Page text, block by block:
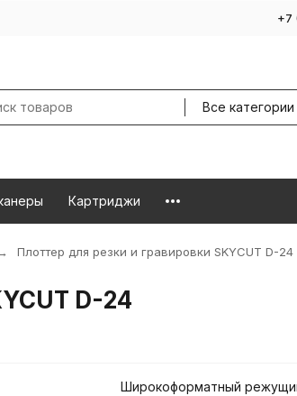
+7
Все категории
Картриджи
Плоттер для резки и гравировки SKYCUT D-24
D-24
Широкоформатный